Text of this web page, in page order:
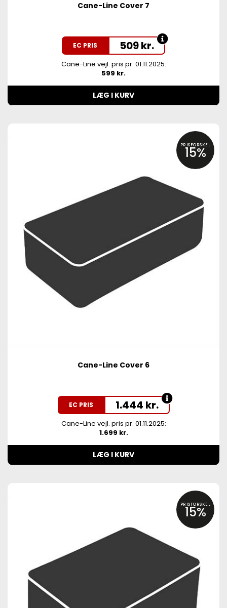
Cane-Line Cover 7
EC PRIS 509kr.
Cane-Line vejl. pris pr. 01.11.2025:
599 kr.
LÆG I KURV
PRISFORSKEL
15%
Cane-Line Cover 6
EC PRIS 1.444 kr.
Cane-Line vejl. pris pr. 01.11.2025:
1.699 kr.
LÆG I KURV
PRISFORSKEL
15%